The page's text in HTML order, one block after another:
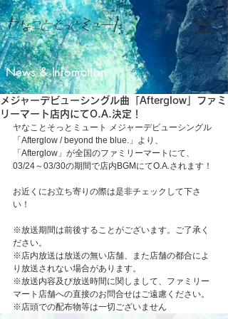
News & Infomation
メジャーデビューシングル曲「Afterglow」ファミ
リーマート店内にてO.A.決定！
ヤなことそっとミュート メジャーデビューシングル
「Afterglow / beyond the blue.」より、
「Afterglow」が全国のファミリーマートにて、
03/24～03/30の期間で店内BGMにてO.A.されます！
お近くにお立ち寄りの際は是非チェックして下さ
い！
※放送期間は前後することがございます。ご了承く
ださい。
※店内放送は放送の無い店舗、また店舗の都合によ
り放送されない場合があります。
※放送内容及び放送時間に関しまして、ファミリー
マート店舗への直接のお問合せはご遠慮ください。
※店頭での配布物等は一切ございません